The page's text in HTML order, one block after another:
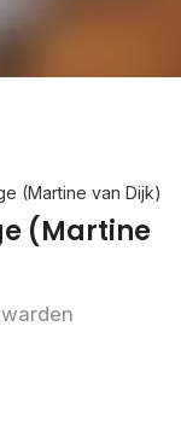
(Martine van Dijk)
(Martine